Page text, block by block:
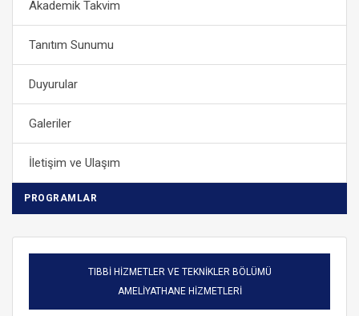
Akademik Takvim
Tanıtım Sunumu
Duyurular
Galeriler
İletişim ve Ulaşım
PROGRAMLAR
TIBBİ HİZMETLER VE TEKNİKLER BÖLÜMÜ
AMELİYATHANE HİZMETLERİ